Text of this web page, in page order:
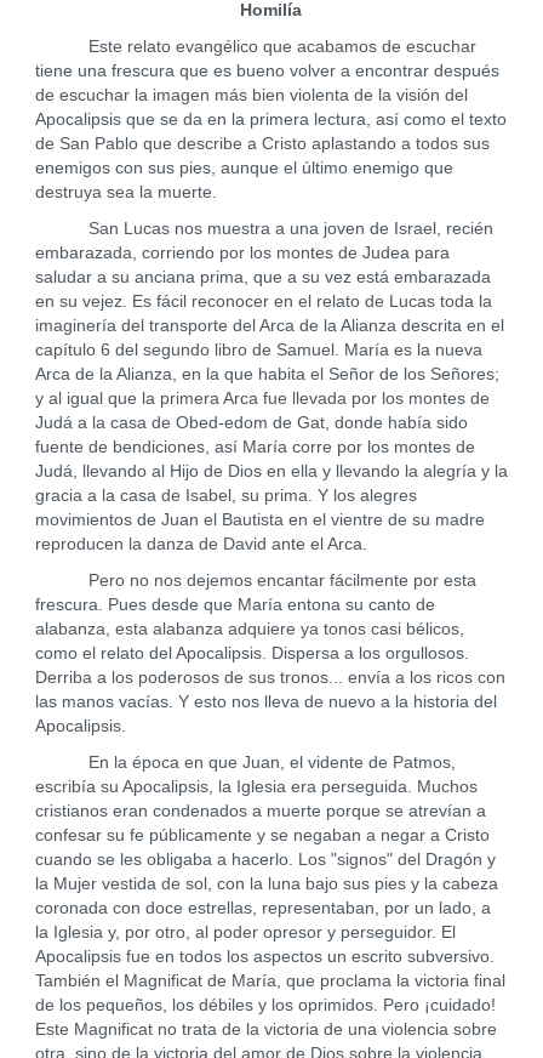
Homilía
Este relato evangélico que acabamos de escuchar
tiene una frescura que es bueno volver a encontrar después
de escuchar la imagen más bien violenta de la visión del
Apocalipsis que se da en la primera lectura, así como el texto
de San Pablo que describe a Cristo aplastando a todos sus
enemigos con sus pies, aunque el último enemigo que
destruya sea la muerte.
San Lucas nos muestra a una joven de Israel, recién
embarazada, corriendo por los montes de Judea para
saludar a su anciana prima, que a su vez está embarazada
en su vejez. Es fácil reconocer en el relato de Lucas toda la
imaginería del transporte del Arca de la Alianza descrita en el
capítulo 6 del segundo libro de Samuel. María es la nueva
Arca de la Alianza, en la que habita el Señor de los Señores;
y al igual que la primera Arca fue llevada por los montes de
Judá a la casa de Obed-edom de Gat, donde había sido
fuente de bendiciones, así María corre por los montes de
Judá, llevando al Hijo de Dios en ella y llevando la alegría y la
gracia a la casa de Isabel, su prima. Y los alegres
movimientos de Juan el Bautista en el vientre de su madre
reproducen la danza de David ante el Arca.
Pero no nos dejemos encantar fácilmente por esta
frescura. Pues desde que María entona su canto de
alabanza, esta alabanza adquiere ya tonos casi bélicos,
como el relato del Apocalipsis. Dispersa a los orgullosos.
Derriba a los poderosos de sus tronos... envía a los ricos con
las manos vacías. Y esto nos lleva de nuevo a la historia del
Apocalipsis.
En la época en que Juan, el vidente de Patmos,
escribía su Apocalipsis, la Iglesia era perseguida. Muchos
cristianos eran condenados a muerte porque se atrevían a
confesar su fe públicamente y se negaban a negar a Cristo
cuando se les obligaba a hacerlo. Los "signos" del Dragón y
la Mujer vestida de sol, con la luna bajo sus pies y la cabeza
coronada con doce estrellas, representaban, por un lado, a
la Iglesia y, por otro, al poder opresor y perseguidor. El
Apocalipsis fue en todos los aspectos un escrito subversivo.
También el Magnificat de María, que proclama la victoria final
de los pequeños, los débiles y los oprimidos. Pero ¡cuidado!
Este Magnificat no trata de la victoria de una violencia sobre
otra, sino de la victoria del amor de Dios sobre la violencia